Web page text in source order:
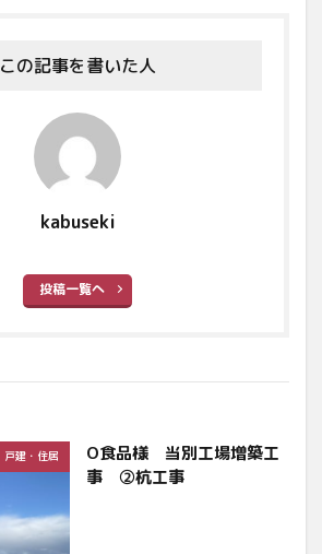
この記事を書いた人
kabuseki
投稿一覧へ
戸建・住居
O食品様 当別工場増築工
事 ②杭工事